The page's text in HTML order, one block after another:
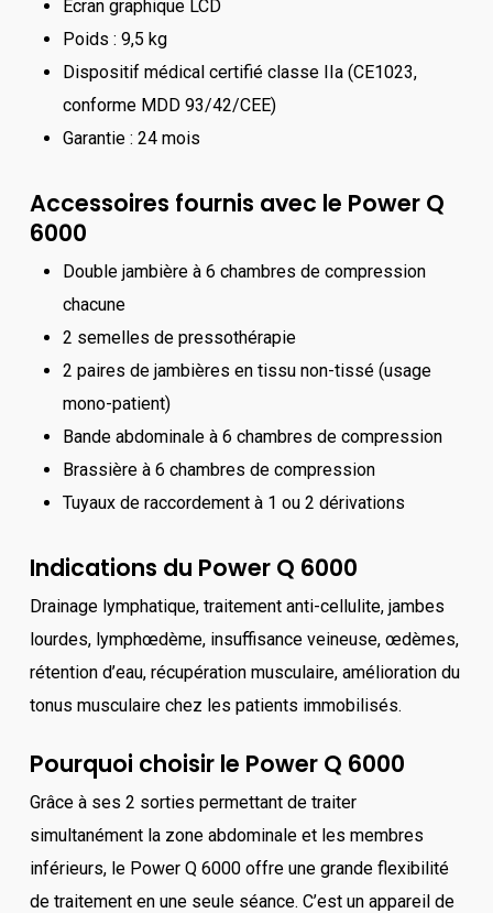
Écran graphique LCD
Poids : 9,5 kg
Dispositif médical certifié classe IIa (CE1023,
conforme MDD 93/42/CEE)
Garantie : 24 mois
Accessoires fournis avec le Power Q
6000
Double jambière à 6 chambres de compression
chacune
2 semelles de pressothérapie
2 paires de jambières en tissu non-tissé (usage
mono-patient)
Bande abdominale à 6 chambres de compression
Brassière à 6 chambres de compression
Tuyaux de raccordement à 1 ou 2 dérivations
Indications du Power Q 6000
Drainage lymphatique, traitement anti-cellulite, jambes
lourdes, lymphœdème, insuffisance veineuse, œdèmes,
rétention d’eau, récupération musculaire, amélioration du
tonus musculaire chez les patients immobilisés.
Pourquoi choisir le Power Q 6000
Grâce à ses 2 sorties permettant de traiter
simultanément la zone abdominale et les membres
inférieurs, le Power Q 6000 offre une grande flexibilité
de traitement en une seule séance. C’est un appareil de